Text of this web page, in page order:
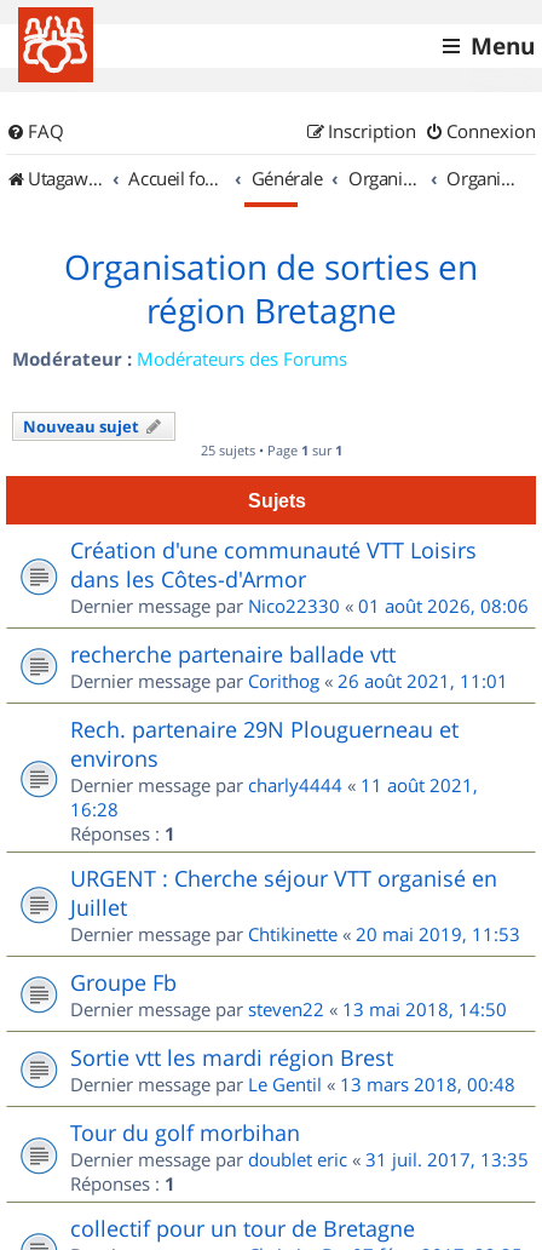
Menu
FAQ Connexion
Inscription
UtagawaVTT (Randos VTT et VTTAE avec traces GPS)
Accueil forum Générale Organisation de sorties & Recherche de partenaires Organisation de sorties en région Bretagne
Organisation de sorties en
région Bretagne
Modérateur : Modérateurs des Forums
Nouveau sujet
25 sujets • Page 1 sur 1
Sujets
Création d'une communauté VTT Loisirs
dans les Côtes-d'Armor
Dernier message par Nico22330 « 01 août 2026, 08:06
recherche partenaire ballade vtt
Dernier message par Corithog « 26 août 2021, 11:01
Rech. partenaire 29N Plouguerneau et
environs
Dernier message par charly4444 « 11 août 2021,
16:28
Réponses : 1
URGENT : Cherche séjour VTT organisé en
Juillet
Dernier message par Chtikinette « 20 mai 2019, 11:53
Groupe Fb
Dernier message par steven22 « 13 mai 2018, 14:50
Sortie vtt les mardi région Brest
Dernier message par Le Gentil « 13 mars 2018, 00:48
Tour du golf morbihan
Dernier message par doublet eric « 31 juil. 2017, 13:35
Réponses : 1
collectif pour un tour de Bretagne